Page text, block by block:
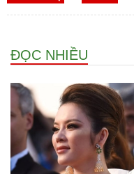
ĐỌC NHIỀU